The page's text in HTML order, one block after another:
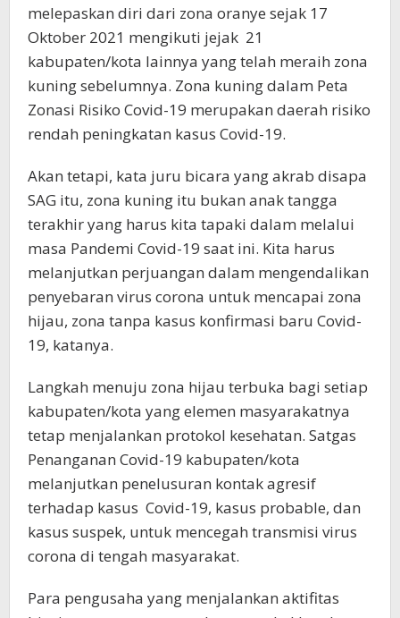
melepaskan diri dari zona oranye sejak 17
Oktober 2021 mengikuti jejak 21
kabupaten/kota lainnya yang telah meraih zona
kuning sebelumnya. Zona kuning dalam Peta
Zonasi Risiko Covid-19 merupakan daerah risiko
rendah peningkatan kasus Covid-19.
Akan tetapi, kata juru bicara yang akrab disapa
SAG itu, zona kuning itu bukan anak tangga
terakhir yang harus kita tapaki dalam melalui
masa Pandemi Covid-19 saat ini. Kita harus
melanjutkan perjuangan dalam mengendalikan
penyebaran virus corona untuk mencapai zona
hijau, zona tanpa kasus konfirmasi baru Covid-
19, katanya.
Langkah menuju zona hijau terbuka bagi setiap
kabupaten/kota yang elemen masyarakatnya
tetap menjalankan protokol kesehatan. Satgas
Penanganan Covid-19 kabupaten/kota
melanjutkan penelusuran kontak agresif
terhadap kasus Covid-19, kasus probable, dan
kasus suspek, untuk mencegah transmisi virus
corona di tengah masyarakat.
Para pengusaha yang menjalankan aktifitas